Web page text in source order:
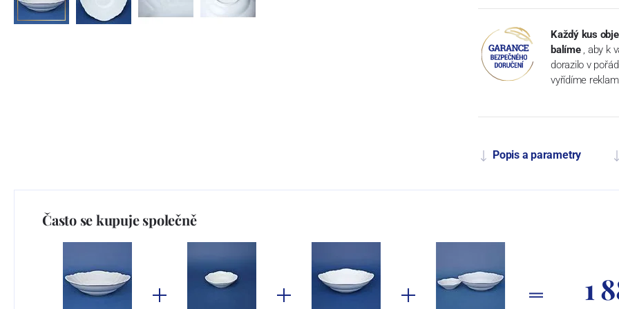
Každý kus
balíme , aby k
dorazilo v
vyřídíme
Popis a parametry
Často se kupuje společně
1